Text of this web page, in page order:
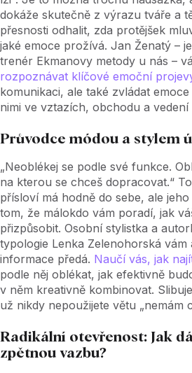
dokáže skutečně z výrazu tváře a
přesnosti odhalit, zda protějšek
jaké emoce prožívá. Jan Ženatý –
trenér Ekmanovy metody u nás –
rozpoznávat klíčové emoční
komunikaci, ale také zvládat
nimi ve vztazích, obchodu a vedení
Průvodce módou a stylem
„Neoblékej se podle své funkce.
na kterou se chceš dopracovat.“
přísloví má hodně do sebe, ale
tom, že málokdo vám poradí, jak
přizpůsobit. Osobní stylistka a
typologie Lenka Zelenohorská vám
informace předá. Naučí vás, jak
podle něj oblékat, jak efektivně
v něm kreativně kombinovat.
už nikdy nepoužijete větu „nemám
Radikální otevřenost: Jak
zpětnou vazbu?